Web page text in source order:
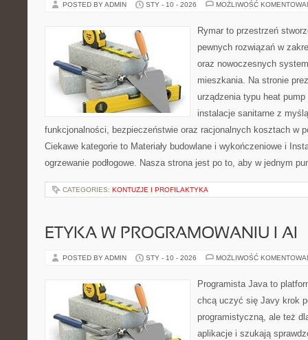
POSTED BY ADMIN STY - 10 - 2026 MOŻLIWOŚĆ
Rymar to przestrzeń
pewnych rozwiązań w
oraz nowoczesnych
mieszkania. Na stronie
urządzenia typu heat
instalacje sanitarne z
funkcjonalności, bezpieczeństwie oraz racjonalnych kosztach w
Ciekawe kategorie to Materiały budowlane i wykończeniowe i
ogrzewanie podłogowe. Nasza strona jest po to, aby w jednym
CATEGORIES: KONTUZJE I PROFILAKTYKA
ETYKA W PROGRAMOWANIU I AI
POSTED BY ADMIN STY - 10 - 2026 MOŻLIWOŚĆ
Programista Java to
chcą uczyć się Javy krok
programistyczną, ale też
aplikacje i szukają